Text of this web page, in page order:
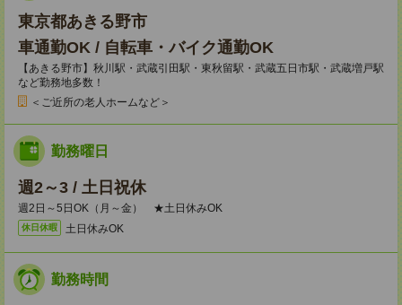
東京都あきる野市
車通勤OK / 自転車・バイク通勤OK
【あきる野市】秋川駅・武蔵引田駅・東秋留駅・武蔵五日市駅・武蔵増戸駅
など勤務地多数！
＜ご近所の老人ホームなど＞
勤務曜日
週2～3 / 土日祝休
週2日～5日OK（月～金） ★土日休みOK
休日休暇 土日休みOK
勤務時間